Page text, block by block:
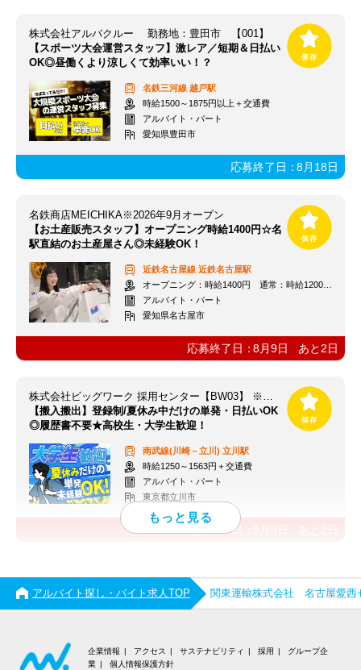
株式会社アルバクルー 勤務地：豊田市 【001】
【スポーツ大会運営スタッフ】激レア／短期＆日払い
OK◎昼働くより涼しくて効率いい！？
名鉄三河線 越戸駅
時給1500～1875円以上＋交通費
アルバイト・パート
愛知県豊田市
応募終了日：8月18日
名鉄商店MEICHIKA※2026年9月オープン
【お土産販売スタッフ】オープニング時給1400円☆名
駅直結のお土産屋さん◎未経験OK！
近鉄名古屋線 近鉄名古屋駅
オープニング：時給1400円 通常：時給1200円～＋交通費全額支給
アルバイト・パート
愛知県名古屋市
応募終了日：8月9日 あと 2日
株式会社ビッグワーク 採用センター【BW03】 ※立川エリア
【搬入搬出】登録制/夏休み中だけの単発・日払いOK
◎履歴書不要★高校生・大学生歓迎！
南武線(川崎－立川) 立川駅
時給1250～1563円＋交通費
アルバイト・パート
東京都立川市
応募終了日：
アルバイト探し・バイト求人TOP 関東運輸株式会社 名古屋愛西
企業情報 アクセス サステナビリティ 採用
グループ企
業
個人情報保護方針